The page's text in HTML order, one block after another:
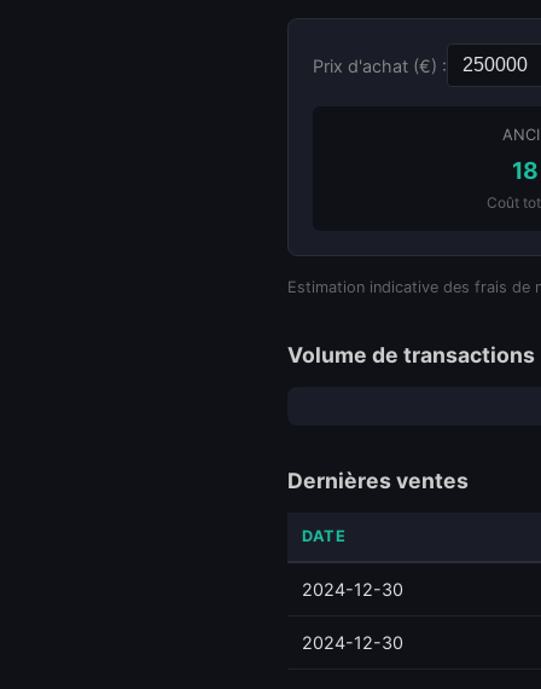
Prix d'achat (€) :
Coût
Estimation indicative des frais de
Volume de
Dernières ventes
DATE
2024-12-30
2024-12-30